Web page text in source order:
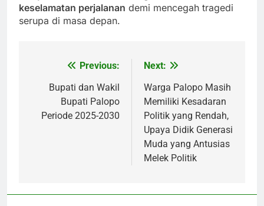
keselamatan perjalanan demi mencegah tragedi
serupa di masa depan.
navigation
Previous:
Bupati dan Wakil
Bupati Palopo
Periode 2025-2030
Next:
Warga Palopo Masih
Memiliki Kesadaran
Politik yang Rendah,
Upaya Didik Generasi
Muda yang Antusias
Melek Politik